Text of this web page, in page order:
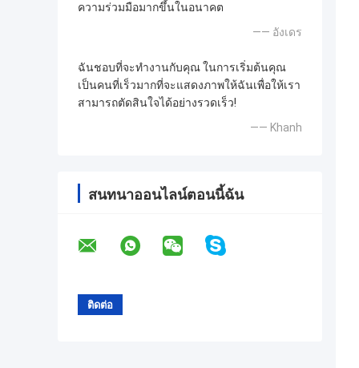
ความร่วมมือมากขึ้นในอนาคต
—— อังเดร
ฉันชอบที่จะทำงานกับคุณ ในการเริ่มต้นคุณ
เป็นคนที่เร็วมากที่จะแสดงภาพให้ฉันเพื่อให้เรา
สามารถตัดสินใจได้อย่างรวดเร็ว!
—— Khanh
สนทนาออนไลน์ตอนนี้ฉัน